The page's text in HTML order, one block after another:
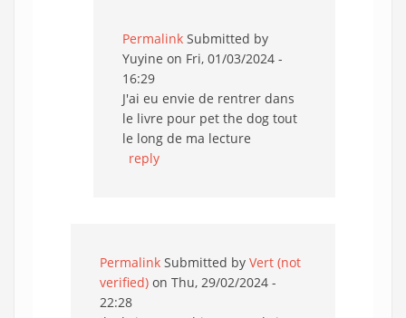
Permalink Submitted by
Yuyine on Fri, 01/03/2024 -
16:29
J'ai eu envie de rentrer dans
le livre pour pet the dog tout
le long de ma lecture
reply
Permalink Submitted by Vert (not
verified) on Thu, 29/02/2024 -
22:28